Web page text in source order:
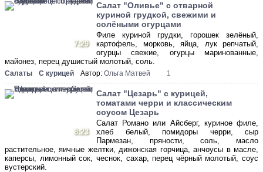
7:29
Салат "Оливье" с отварной
куриной грудкой, свежими и
солёными огурцами
Филе куриной грудки, горошек зелёный,
картофель, морковь, яйца, лук репчатый,
огурцы свежие, огурцы маринованные,
майонез, перец душистый молотый, соль.
Салаты С курицей Автор: Ольга Матвей 1
8:23
Салат "Цезарь" с курицей,
томатами черри и классическим
соусом Цезарь
Салат Романо или Айсберг, куриное филе,
хлеб белый, помидоры черри, сыр
Пармезан, пряности, соль, масло
растительное, яичные желтки, дижонская горчица, анчоусы в масле,
каперсы, лимонный сок, чеснок, сахар, перец чёрный молотый, соус
вустерский.